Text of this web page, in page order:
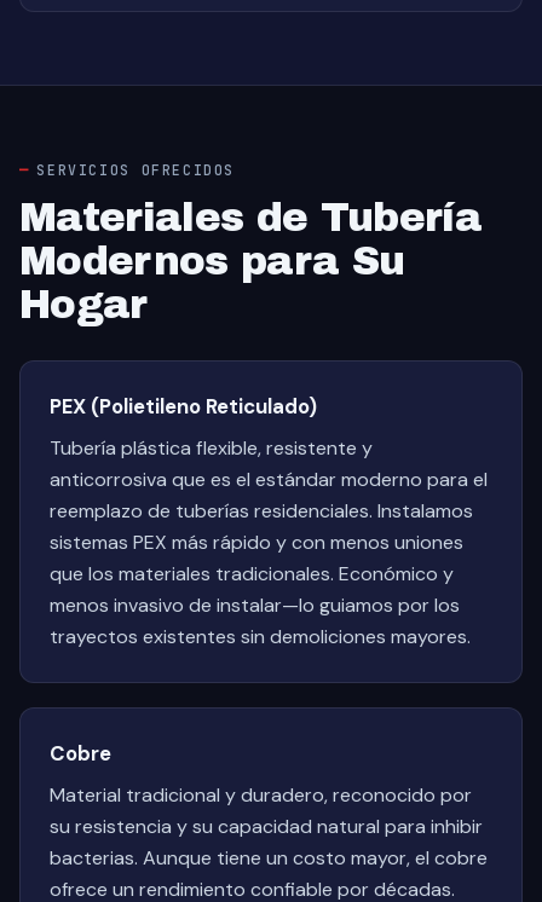
SERVICIOS OFRECIDOS
Materiales de Tubería
Modernos para Su
Hogar
PEX (Polietileno Reticulado)
Tubería plástica flexible, resistente y
anticorrosiva que es el estándar moderno para el
reemplazo de tuberías residenciales. Instalamos
sistemas PEX más rápido y con menos uniones
que los materiales tradicionales. Económico y
menos invasivo de instalar—lo guiamos por los
trayectos existentes sin demoliciones mayores.
Cobre
Material tradicional y duradero, reconocido por
su resistencia y su capacidad natural para inhibir
bacterias. Aunque tiene un costo mayor, el cobre
ofrece un rendimiento confiable por décadas.